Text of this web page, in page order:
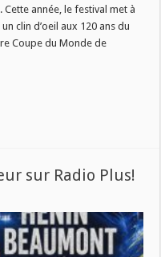
année, le festival met à
clin d’oeil aux 120 ans du
Coupe du Monde de
sur Radio Plus!